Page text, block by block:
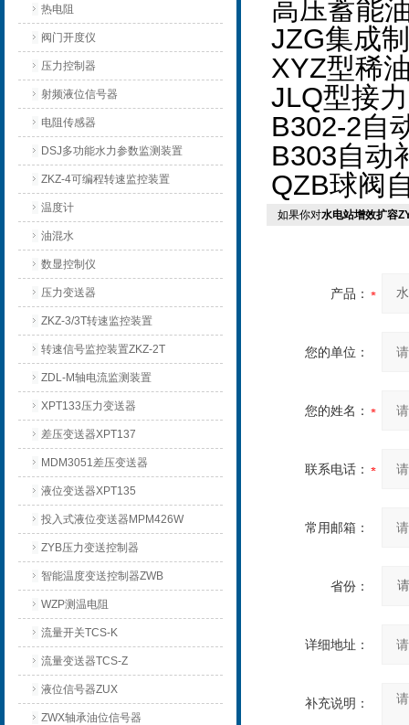
热电阻
阀门开度仪
压力控制器
射频液位信号器
电阻传感器
DSJ多功能水力参数监测装置
ZKZ-4可编程转速监控装置
温度计
油混水
数显控制仪
压力变送器
ZKZ-3/3T转速监控装置
转速信号监控装置ZKZ-2T
ZDL-M轴电流监测装置
XPT133压力变送器
差压变送器XPT137
MDM3051差压变送器
液位变送器XPT135
投入式液位变送器MPM426W
ZYB压力变送控制器
智能温度变送控制器ZWB
WZP测温电阻
流量开关TCS-K
流量变送器TCS-Z
液位信号器ZUX
ZWX轴承油位信号器
高压蓄能
JZG集成
XYZ型稀
JLQ型接
B302-2自
B303自动
QZB球阀
如果你对水电站增效扩容
产品：
您的单位：
您的姓名：
联系电话：
常用邮箱：
省份：
详细地址：
补充说明：